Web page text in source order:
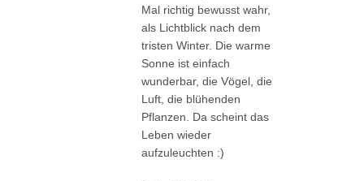
Mal richtig bewusst wahr,
als Lichtblick nach dem
tristen Winter. Die warme
Sonne ist einfach
wunderbar, die Vögel, die
Luft, die blühenden
Pflanzen. Da scheint das
Leben wieder
aufzuleuchten :)